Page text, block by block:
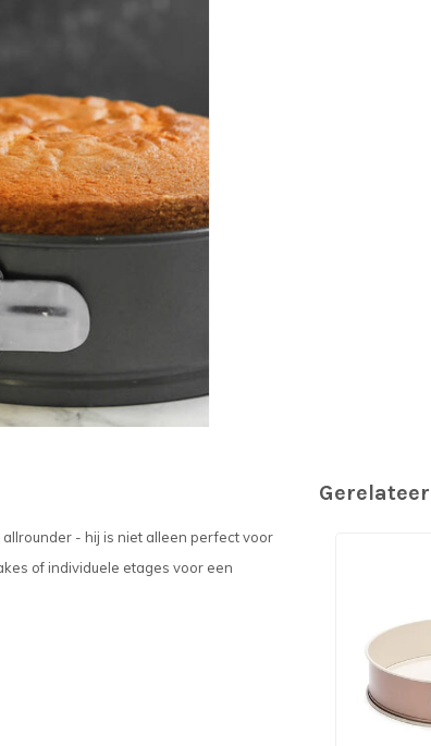
- hij is niet alleen perfect voor
of individuele etages voor een